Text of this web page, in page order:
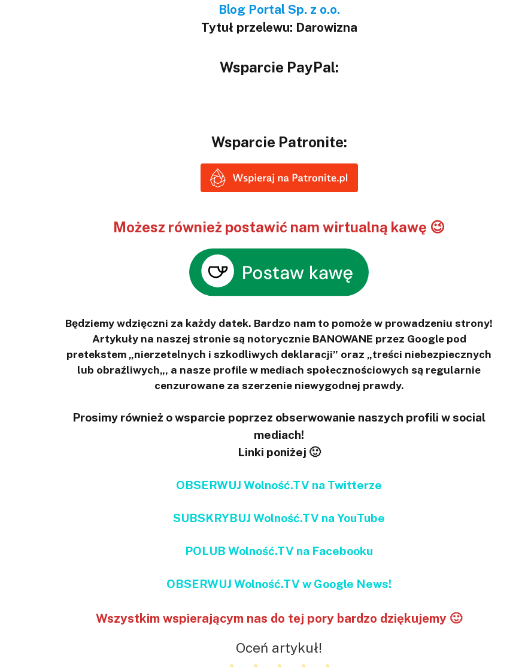
Blog Portal Sp. z o.o.
Tytuł przelewu: Darowizna
Wsparcie PayPal:
Wsparcie Patronite:
Możesz również postawić nam wirtualną kawę 😉
Będziemy wdzięczni za każdy datek. Bardzo nam to pomoże w prowadzeniu strony!
Artykuły na naszej stronie są notorycznie BANOWANE przez Google pod
pretekstem „nierzetelnych i szkodliwych deklaracji” oraz „treści niebezpiecznych
lub obraźliwych„, a nasze profile w mediach społecznościowych są regularnie
cenzurowane za szerzenie niewygodnej prawdy.
Prosimy również o wsparcie poprzez obserwowanie naszych profili w social
mediach!
Linki poniżej 🙂
OBSERWUJ Wolność.TV na Twitterze
SUBSKRYBUJ Wolność.TV na YouTube
POLUB Wolność.TV na Facebooku
OBSERWUJ Wolność.TV w Google News!
Wszystkim wspierającym nas do tej pory bardzo dziękujemy 🙂
Oceń artykuł!